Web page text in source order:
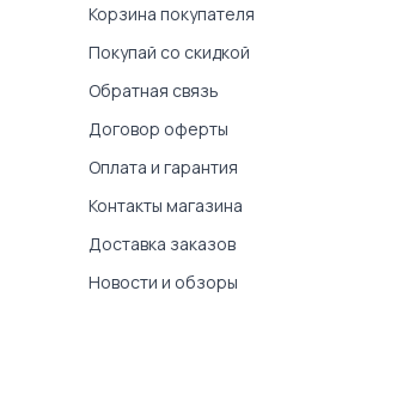
Корзина покупателя
Покупай со скидкой
Обратная связь
Договор оферты
Оплата и гарантия
Контакты магазина
Доставка заказов
Новости и обзоры